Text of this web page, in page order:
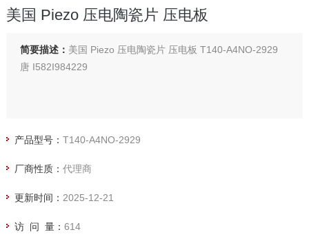
美国 Piezo 压电陶瓷片 压电板
简要描述： 美国 Piezo 压电陶瓷片 压电板 T140-A4NO-2929
唐 I582I984229
产品型号： T140-A4NO-2929
厂商性质： 代理商
更新时间： 2025-12-21
访 问 量： 614